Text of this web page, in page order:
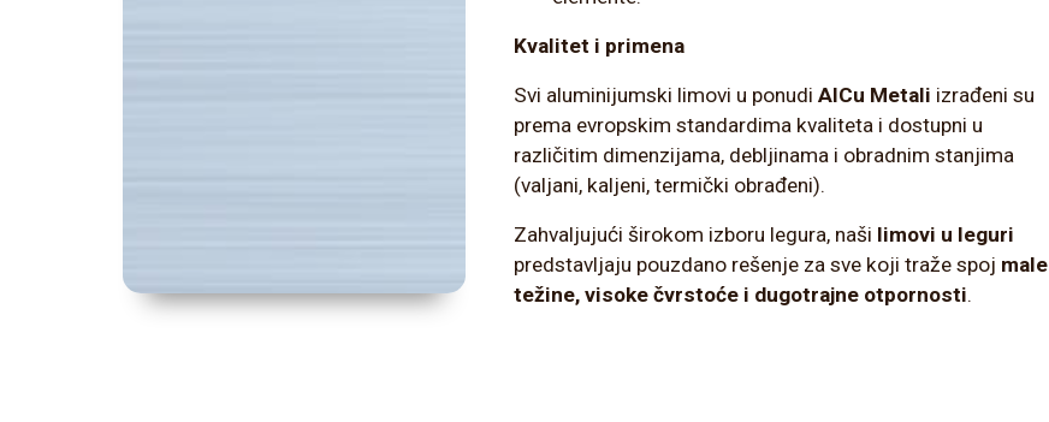
Kvalitet i primena
Svi aluminijumski limovi u ponudi AlCu Metali izrađeni su
prema evropskim standardima kvaliteta i dostupni u
različitim dimenzijama, debljinama i obradnim stanjima
(valjani, kaljeni, termički obrađeni).
Zahvaljujući širokom izboru legura, naši limovi u leguri
predstavljaju pouzdano rešenje za sve koji traže spoj male
težine, visoke čvrstoće i dugotrajne otpornosti.